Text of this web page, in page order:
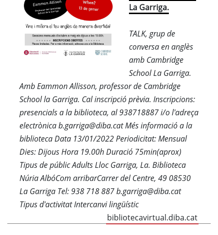
La Garriga.
TALK, grup de
conversa en anglès
amb Cambridge
School La Garriga.
Amb Eammon Allisson, professor de Cambridge
School la Garriga. Cal inscripció prèvia. Inscripcions:
presencials a la biblioteca, al 938718887 i/o l'adreça
electrònica b.garriga@diba.cat Més informació a la
biblioteca Data 13/01/2022 Periodicitat: Mensual
Dies: Dijous Hora 19.00h Duració 75min(aprox)
Tipus de públic Adults Lloc Garriga, La. Biblioteca
Núria AlbóCom arribarCarrer del Centre, 49 08530
La Garriga Tel: 938 718 887 b.garriga@diba.cat
Tipus d'activitat Intercanvi lingüístic
bibliotecavirtual.diba.cat